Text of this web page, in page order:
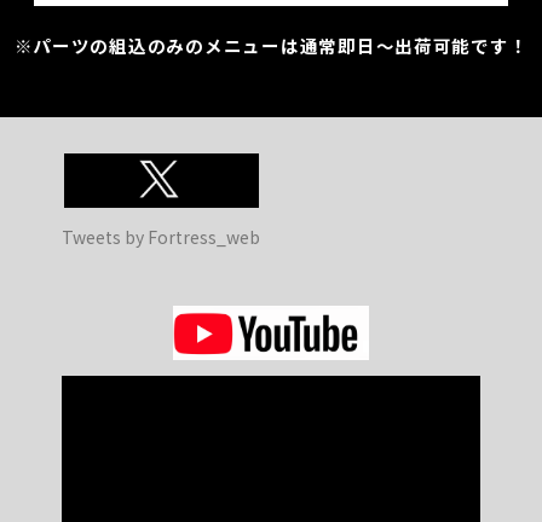
※パーツの組込のみのメニューは通常即日～出荷可能です！
Tweets by Fortress_web